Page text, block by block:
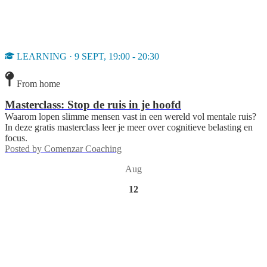
LEARNING · 9 SEPT, 19:00 - 20:30
From home
Masterclass: Stop de ruis in je hoofd
Waarom lopen slimme mensen vast in een wereld vol mentale ruis?
In deze gratis masterclass leer je meer over cognitieve belasting en
focus.
Posted by Comenzar Coaching
Aug
12